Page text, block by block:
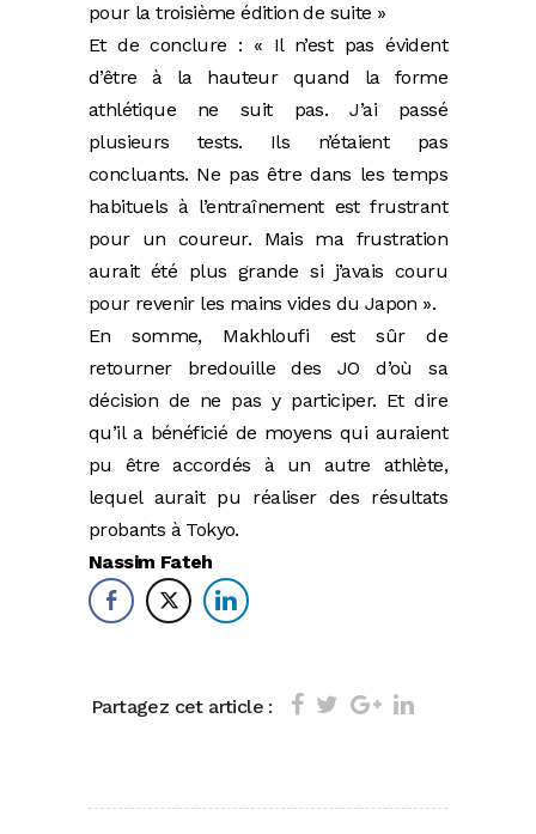
pour la troisième édition de suite »
Et de conclure : « Il n’est pas évident
d’être à la hauteur quand la forme
athlétique ne suit pas. J’ai passé
plusieurs tests. Ils n’étaient pas
concluants. Ne pas être dans les temps
habituels à l’entraînement est frustrant
pour un coureur. Mais ma frustration
aurait été plus grande si j’avais couru
pour revenir les mains vides du Japon ».
En somme, Makhloufi est sûr de
retourner bredouille des JO d’où sa
décision de ne pas y participer. Et dire
qu’il a bénéficié de moyens qui auraient
pu être accordés à un autre athlète,
lequel aurait pu réaliser des résultats
probants à Tokyo.
Nassim Fateh
Partagez cet article :